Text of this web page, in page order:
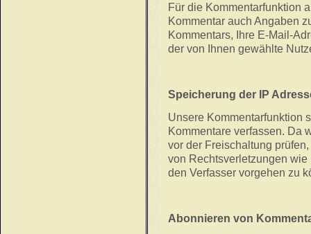
Für die Kommentarfunktion
Kommentar auch Angaben
Kommentars, Ihre E-Mail-
der von Ihnen gewählte
Speicherung der IP
Unsere Kommentarfunktion
Kommentare verfassen. Da
vor der Freischaltung
von Rechtsverletzungen
den Verfasser vorgehen zu
Abonnieren von